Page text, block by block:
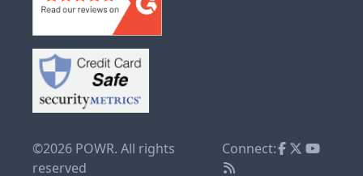
©2026 POWR. All rights
reserved
Connect: